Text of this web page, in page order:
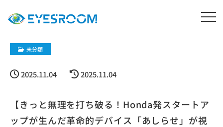
未分類
2025.11.04 2025.11.04
【きっと無理を打ち破る！Honda発スタートア
ップが生んだ革命的デバイス「あしらせ」が視